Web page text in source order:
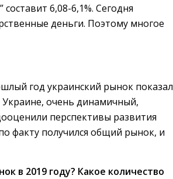
6,08-6,1%. Сегодня
деньги. Поэтому многое
год украинский рынок показал
очень динамичный,
перспективы развития
факту получился общий рынок, и
в 2019 году? Какое количество